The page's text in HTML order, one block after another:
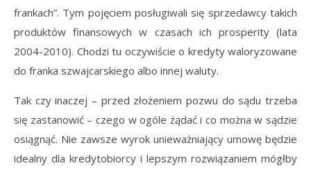
frankach”. Tym pojęciem posługiwali się sprzedawcy takich
produktów finansowych w czasach ich prosperity (lata
2004-2010). Chodzi tu oczywiście o kredyty waloryzowane
do franka szwajcarskiego albo innej waluty.
Tak czy inaczej – przed złożeniem pozwu do sądu trzeba
się zastanowić – czego w ogóle żądać i co można w sądzie
osiągnąć. Nie zawsze wyrok unieważniający umowę będzie
idealny dla kredytobiorcy i lepszym rozwiązaniem mógłby